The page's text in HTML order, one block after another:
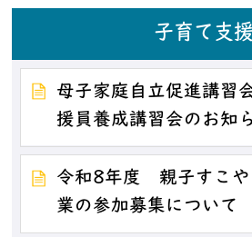
子育て支援
母子家庭自立促進講習
援員養成講習会のお知
令和8年度 親子すこや
業の参加募集について